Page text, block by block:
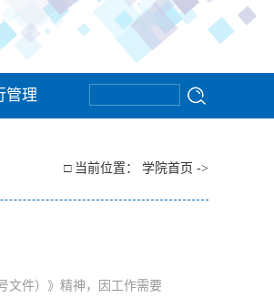
管理
□ 当前位置： 学院首页 ->
文件）》精神，因工作需要